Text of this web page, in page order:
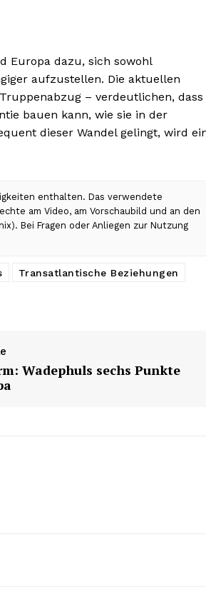
Europa dazu, sich sowohl
aufzustellen. Die aktuellen
– verdeutlichen, dass
bauen kann, wie sie in der
dieser Wandel gelingt, wird
enthalten. Das verwendete
am Video, am Vorschaubild und an den
Bei Fragen oder Anliegen zur Nutzung
Transatlantische Beziehungen
Wadephuls sechs Punkte